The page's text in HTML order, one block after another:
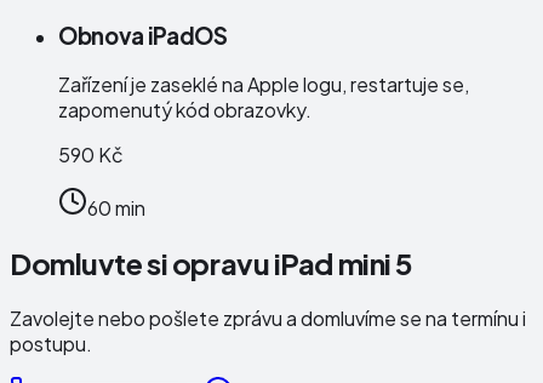
Obnova iPadOS
Zařízení je zaseklé na Apple logu, restartuje se,
zapomenutý kód obrazovky.
590 Kč
60 min
Domluvte si opravu iPad mini 5
Zavolejte nebo pošlete zprávu a domluvíme se na termínu i
postupu.